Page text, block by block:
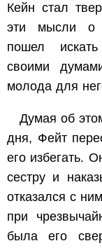
Кейн стал
эти мысли о
пошел
своими
молода для
Думая об
дня, Фейт
его избегать.
сестру и
отказался с
при
была его